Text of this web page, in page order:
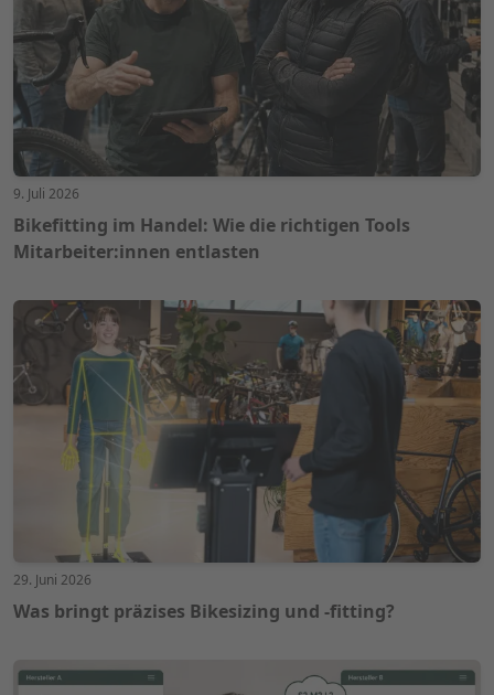
9. Juli 2026
Bikefitting im Handel: Wie die richtigen Tools
Mitarbeiter:innen entlasten
29. Juni 2026
Was bringt präzises Bikesizing und -fitting?